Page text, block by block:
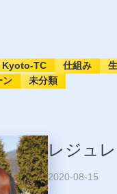
Kyoto-TC 仕組み
ン
未分類
レジュ
2020-08-15